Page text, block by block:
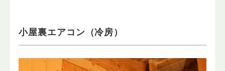
小屋裏エアコン（冷房）